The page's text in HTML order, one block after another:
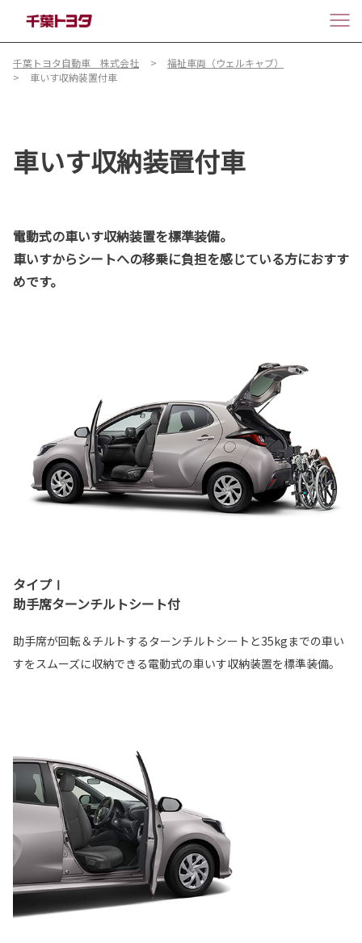
千葉トヨタ自動車 株式会社
福祉車両（ウェルキャブ）
車いす収納装置付車
車いす収納装置付車
電動式の車いす収納装置を標準装備。
車いすからシートへの移乗に負担を感じている方におすす
めです。
タイプⅠ
助手席ターンチルトシート付
助手席が回転＆チルトするターンチルトシートと35kgまでの車い
すをスムーズに収納できる電動式の車いす収納装置を標準装備。